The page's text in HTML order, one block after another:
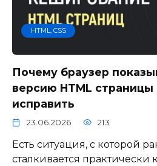
HTML, CSS
Почему браузер
версию HTML страницы
исправить
23.06.2026 213
Есть ситуация, с которой
сталкивается практически